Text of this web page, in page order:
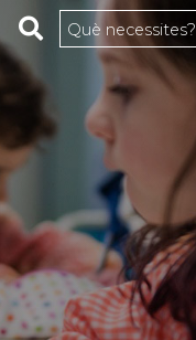
Cerca al web
Què necessites?